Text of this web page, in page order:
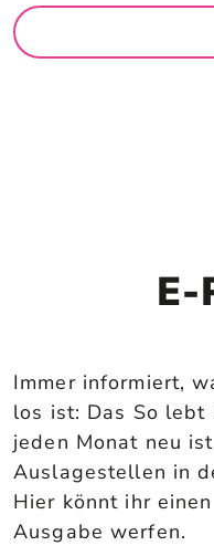
E-
Immer informiert,
los ist: Das So lebt
jeden Monat neu
Auslagestellen in
Hier könnt ihr
Ausgabe werfen.